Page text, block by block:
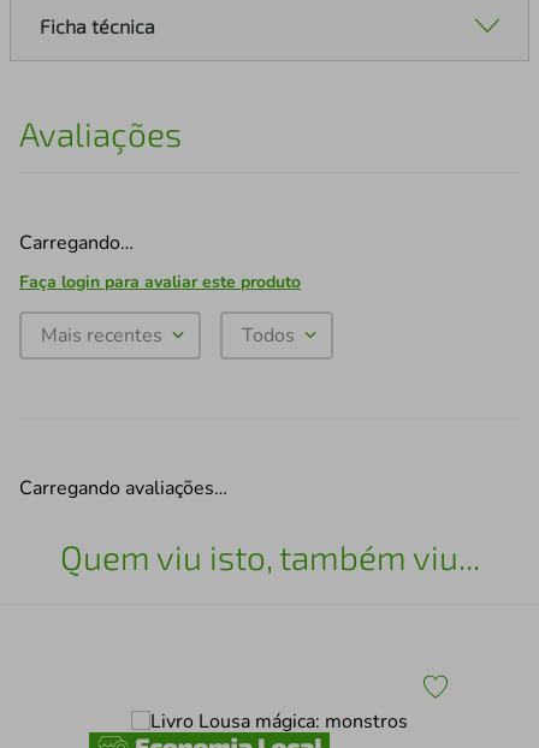
Ficha técnica
Avaliações
Carregando…
Faça login para avaliar este produto
Mais recentes Todos
Carregando avaliações…
Quem viu isto, também viu...